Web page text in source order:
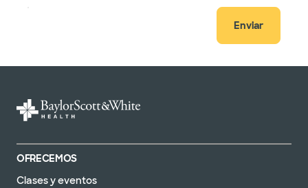
Enviar
OFRECEMOS
Clases y eventos